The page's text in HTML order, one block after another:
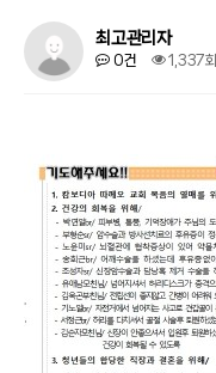
최고관리자
0건 1,337회